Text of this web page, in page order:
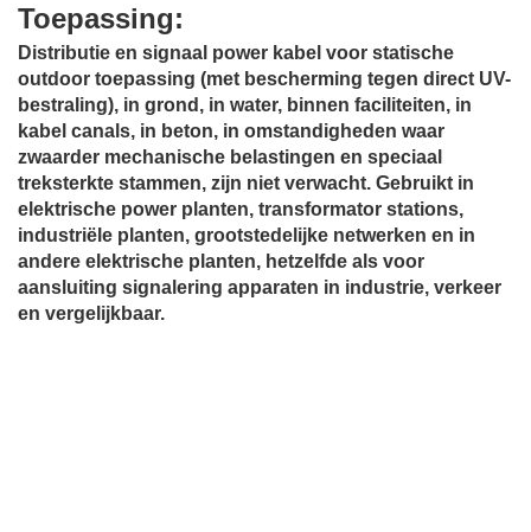
Toepassing:
Distributie en signaal power kabel voor statische
outdoor toepassing (met bescherming tegen direct UV-
bestraling), in grond, in water, binnen faciliteiten, in
kabel canals, in beton, in omstandigheden waar
zwaarder mechanische belastingen en speciaal
treksterkte stammen, zijn niet verwacht. Gebruikt in
elektrische power planten, transformator stations,
industriële planten, grootstedelijke netwerken en in
andere elektrische planten, hetzelfde als voor
aansluiting signalering apparaten in industrie, verkeer
en vergelijkbaar.